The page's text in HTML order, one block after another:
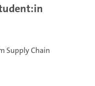
Supply Chain